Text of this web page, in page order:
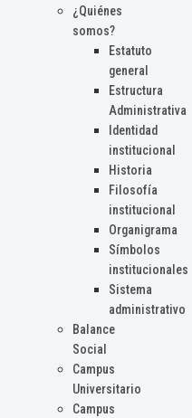
¿Quiénes
somos?
Estatuto
general
Estructura
Administrativa
Identidad
institucional
Historia
Filosofía
institucional
Organigrama
Símbolos
institucionales
Sistema
administrativo
Balance
Social
Campus
Universitario
Campus